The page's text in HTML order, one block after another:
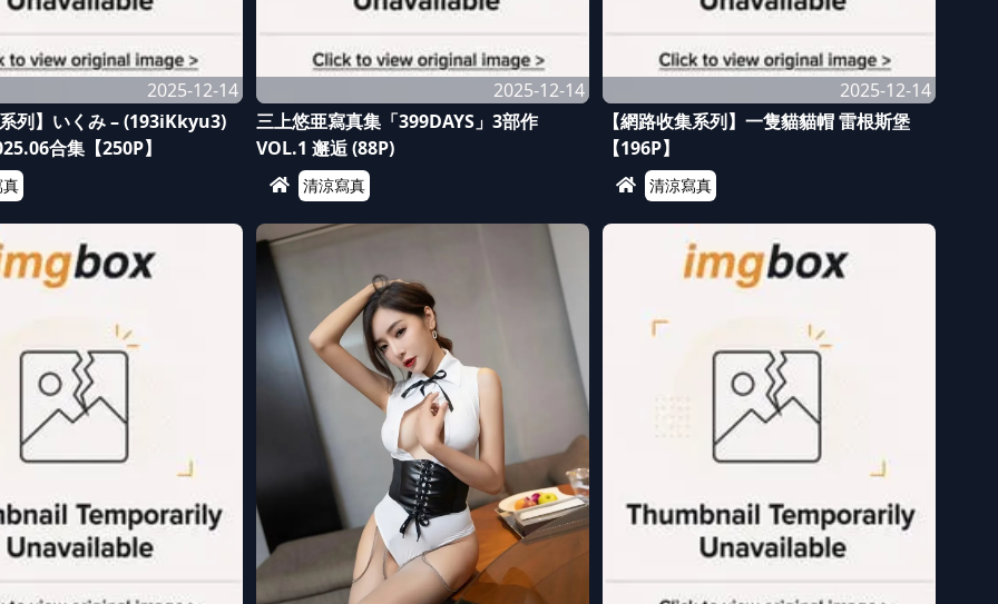
2025-12-14
列】いくみ – (193iKkyu3)
合集【250P】
2025-12-14
三上悠亜寫真集「399DAYS」3部作
VOL.1 邂逅 (88P)
清涼寫真
2025-12-14
【網路收集系列】一隻貓貓帽 雷根斯堡
【196P】
清涼寫真